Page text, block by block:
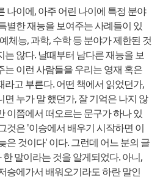
나이에, 아주 어린 나이에 특정 분야
별한 재능을 보여주는 사례들이 있
체능, 과학, 수학 등 분야가 제한된 것
는 않다. 날때부터 남다른 재능을 보
는 이런 사람들을 우리는 영재 혹은
라고 부른다. 어떤 책에서 읽었던가,
면 누가 말 했던가, 잘 기억은 나지 않
이쯤에서 떠오르는 문구가 하나 있
것은 '이승에서 배우기 시작하면 이
은 것이다' 이다. 그런데 어느 분의 글
말이라는 것을 알게되었다. 아니,
승에가서 배워오기라도 하란 말인